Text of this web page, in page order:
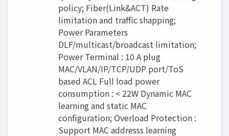
policy; Fiber(Link&ACT) Rate
limitation and traﬃc shapping;
Power Parameters
DLF/multicast/broadcast limitation;
Power Terminal : 10 A plug
MAC/VLAN/IP/TCP/UDP port/ToS
based ACL Full load power
consumption : < 22W Dynamic MAC
learning and static MAC
conﬁguration; Overload Protection :
Support MAC addresss learning